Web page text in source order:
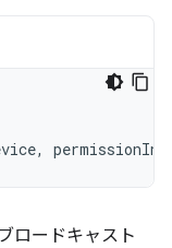
,
ロードキャスト